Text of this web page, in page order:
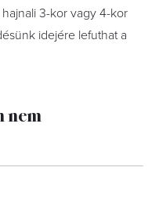
3-kor vagy 4-kor
idejére lefuthat a
nem